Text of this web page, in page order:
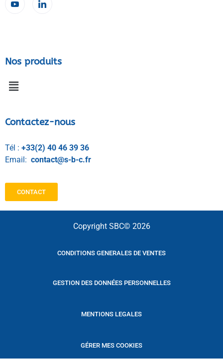
Nos produits
Contactez-nous
Tél : +33(2) 40 46 39 36
Email: contact@s-b-c.fr
CONTACT
Copyright SBC© 2026
CONDITIONS GENERALES DE VENTES
GESTION DES DONNÉES PERSONNELLES
MENTIONS LEGALES
GÉRER MES COOKIES